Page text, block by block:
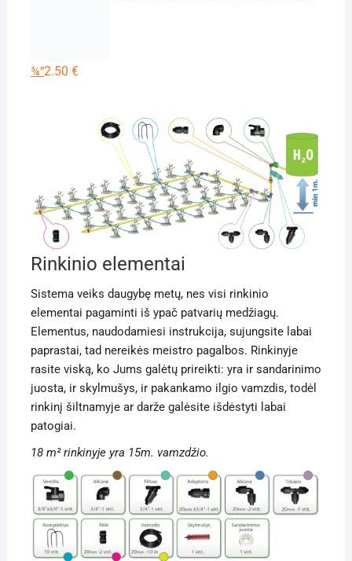
¾”2.50 €
Rinkinio elementai
Sistema veiks daugybę metų, nes visi rinkinio
elementai pagaminti iš ypač patvarių medžiagų.
Elementus, naudodamiesi instrukcija, sujungsite labai
paprastai, tad nereikės meistro pagalbos. Rinkinyje
rasite viską, ko Jums galėtų prireikti: yra ir sandarinimo
juosta, ir skylmušys, ir pakankamo ilgio vamzdis, todėl
rinkinį šiltnamyje ar darže galėsite išdėstyti labai
patogiai.
18 m² rinkinyje yra 15m. vamzdžio.